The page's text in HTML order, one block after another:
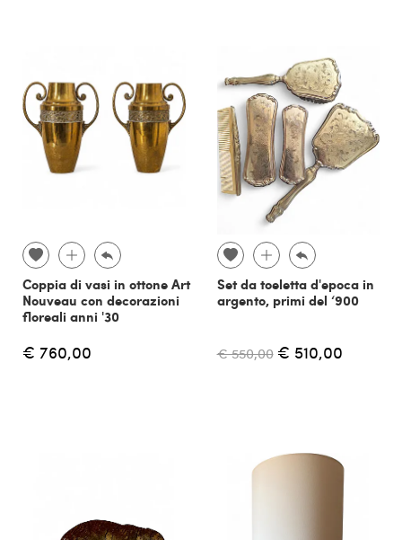
Coppia di vasi in ottone Art
Nouveau con decorazioni
floreali anni '30
€ 760,00
Set da toeletta d'epoca in
argento, primi del ‘900
€ 550,00 € 510,00